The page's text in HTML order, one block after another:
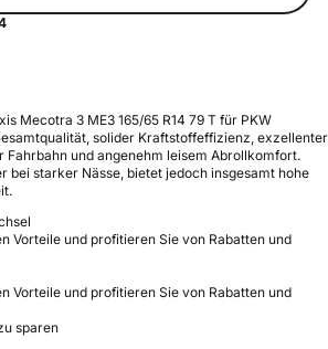
Mecotra 3 ME3 165/65 R14 79 T für PKW
solider Kraftstoffeffizienz, exzellenter
und angenehm leisem Abrollkomfort.
bei starker Nässe, bietet jedoch insgesamt hohe
Vorteile und profitieren Sie von Rabatten und
Vorteile und profitieren Sie von Rabatten und
sparen